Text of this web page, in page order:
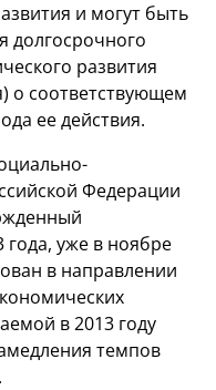
и могут быть
долгосрочного
развития
о соответствующем
ее действия.
Федерации
года, уже в ноябре
в направлении
в 2013 году
темпов